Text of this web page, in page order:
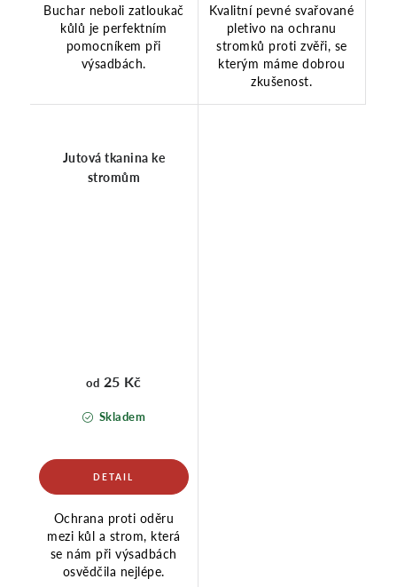
Buchar neboli zatloukač
kůlů je perfektním
pomocníkem při
výsadbách.
Kvalitní pevné svařované
pletivo na ochranu
stromků proti zvěři, se
kterým máme dobrou
zkušenost.
Jutová tkanina ke
stromům
Skladem
od 25 Kč
Ochrana proti oděru
mezi kůl a strom, která
se nám při výsadbách
osvědčila nejlépe.